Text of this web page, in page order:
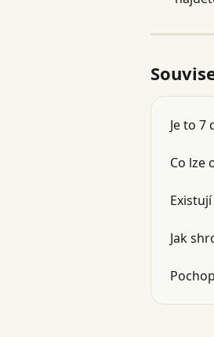
Je to 7
Co lze
Jak